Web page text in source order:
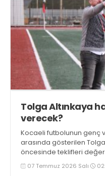
Tolga Altınkaya
verecek?
Kocaeli futbolunun genç
arasında gösterilen
öncesinde teklifleri
07 Temmuz 2026 Salı